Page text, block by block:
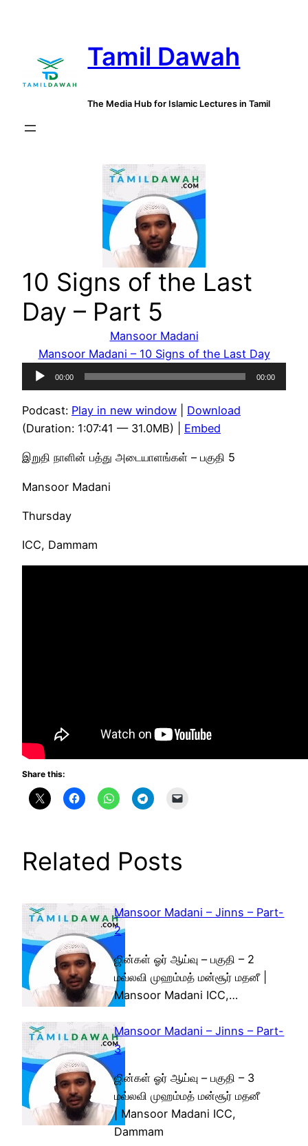
Tamil Dawah
The Media Hub for Islamic Lectures in Tamil
10 Signs of the Last
Day – Part 5
Mansoor Madani
Mansoor Madani – 10 Signs of the Last Day
Audio
Player
00:00 00:00
Podcast: Play in new window
Download
(Duration: 1:07:41 — 31.0MB) | Embed
இறுதி நாளின் பத்து அடையாளங்கள் – பகுதி 5
Mansoor Madani
Thursday
ICC, Dammam
Share this:
Related Posts
Mansoor Madani – Jinns – Part-
2
ஜின்கள் ஓர் ஆய்வு – பகுதி – 2
மவ்லவி முஹம்மத் மன்சூர் மதனீ |
Mansoor Madani ICC,…
Mansoor Madani – Jinns – Part-
3
ஜின்கள் ஓர் ஆய்வு – பகுதி – 3
மவ்லவி முஹம்மத் மன்சூர் மதனீ
| Mansoor Madani ICC,
Dammam